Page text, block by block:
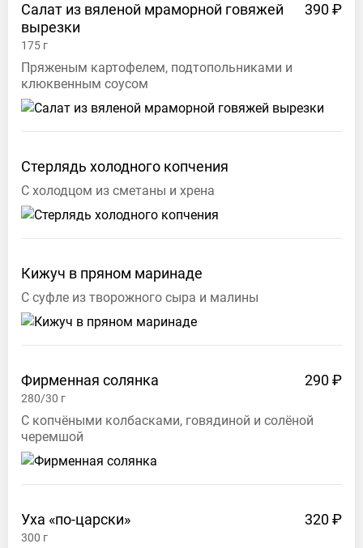
Салат из вяленой мраморной говяжей
вырезки
390 ₽
175 г
Пряженым картофелем, подтопольниками и
клюквенным соусом
Стерлядь холодного копчения
С холодцом из сметаны и хрена
Кижуч в пряном маринаде
С суфле из творожного сыра и малины
Фирменная солянка 290 ₽
280/30 г
С копчёными колбасками, говядиной и солёной
черемшой
Уха «по-царски» 320 ₽
300 г